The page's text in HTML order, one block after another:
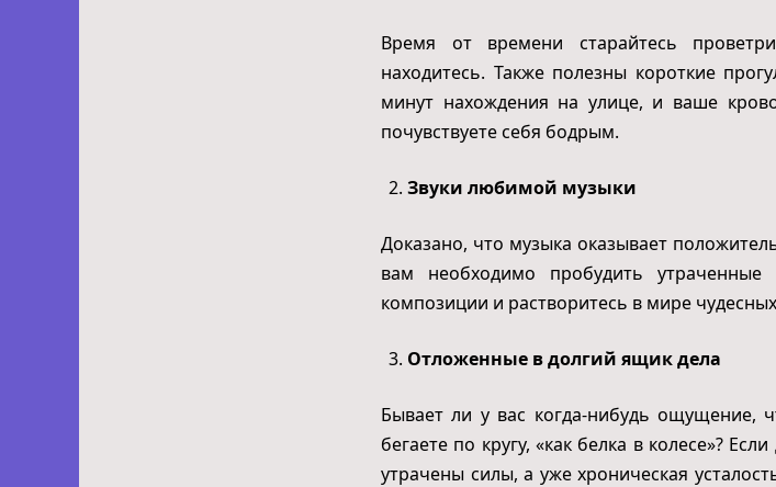
Время от времени старайтесь
находитесь. Также полезны короткие
минут нахождения на улице, и ваше
почувствуете себя бодрым.
Звуки любимой музыки
Доказано, что музыка оказывает
вам необходимо пробудить
композиции и растворитесь в мире
Отложенные в долгий ящик дела
Бывает ли у вас когда-нибудь ощущение,
бегаете по кругу, «как белка в колесе»?
утрачены силы, а уже хроническая